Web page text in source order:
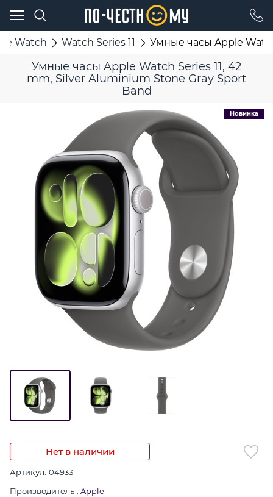
Watch Watch Series 11 Умные часы Apple
Умные часы Apple Watch Series 11, 42
mm, Silver Aluminium Stone Gray Sport
Band
Новинка
Нет в наличии
Артикул: 04933
Производитель : Apple